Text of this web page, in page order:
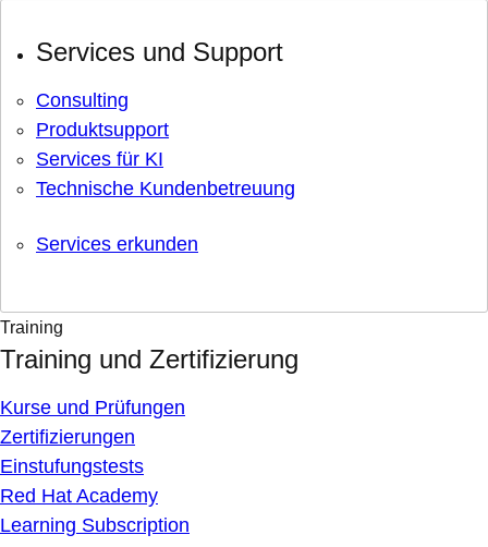
Services und Support
Consulting
Produktsupport
Services für KI
Technische Kundenbetreuung
Services erkunden
Training
Training und Zertifizierung
Kurse und Prüfungen
Zertifizierungen
Einstufungstests
Red Hat Academy
Learning Subscription